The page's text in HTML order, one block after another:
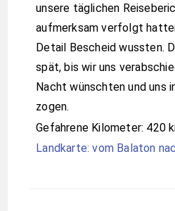
unsere täglichen
aufmerksam verfolgt
Detail Bescheid wussten.
spät, bis wir uns
Nacht wünschten und uns
zogen.
Gefahrene Kilometer: 420
Landkarte: vom Balaton